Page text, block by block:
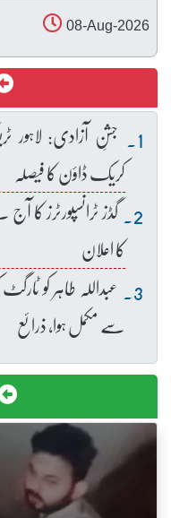
08-Aug-2026
جشنِ آزادی:
کریک ڈاؤن کا فیصلہ
گڈز ٹرانسپورٹرز کا
کا اعلان
عبداللہ طاہر کو
سے مکمل ہوا، ذرائع